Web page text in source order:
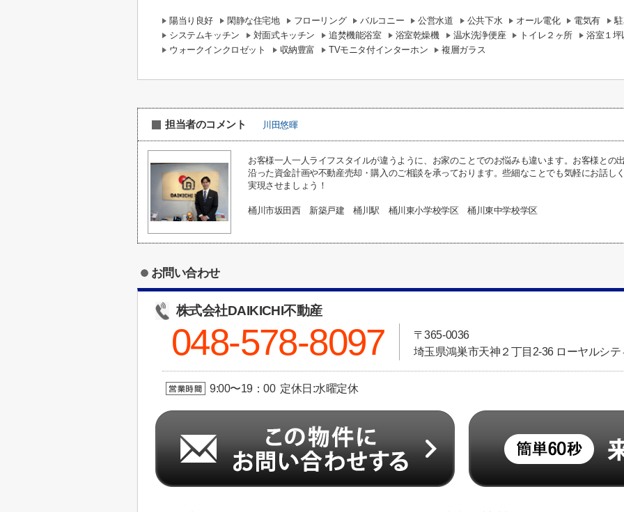
陽当り良好 閑静な住宅地 フローリング バルコニー 公営水道 公共下水 オール電化 電気有
システムキッチン
対面式キッチン 追焚機能浴室 浴室乾燥機 温水洗浄便座 トイレ２ヶ所
浴室１坪
ウォークインクロゼット
収納豊富 TVモニタ付インターホン 複層ガラス
担当者のコメント 川田悠暉
お客様一人一人ライフスタイルが違うように、お家のことでのお悩みも違います。お客様との
沿った資金計画や不動産売却・購入のご相談を承っております。些細なことでも気軽にお話し
実現させましょう！
桶川市坂田西 新築戸建 桶川駅 桶川東小学校学区 桶川東中学校学区
お問い合わせ
株式会社DAIKICHI不動産
048-578-8097
〒365-0036
埼玉県鴻巣市天神２丁目2-36 ローヤルシ
9:00〜19：00 定休日:水曜定休